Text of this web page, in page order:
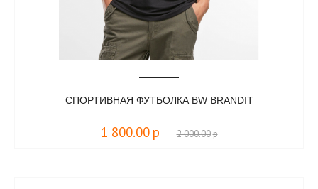
СПОРТИВНАЯ ФУТБОЛКА BW BRANDIT
1 800.00 р 2 000.00р